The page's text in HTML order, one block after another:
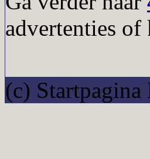
advertenties
(c)